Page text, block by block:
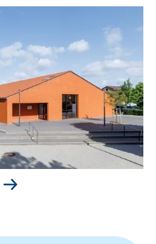
(externer Link, öffnet